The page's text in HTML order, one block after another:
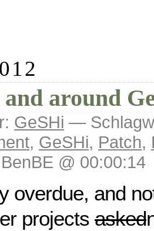
around
GeSHi —
, GeSHi, Patch,
@ 00:00:14
overdue, and
projects asked